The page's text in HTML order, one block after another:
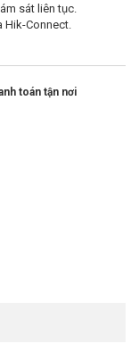
sát liên tục.
Hik-Connect.
toán tận nơi